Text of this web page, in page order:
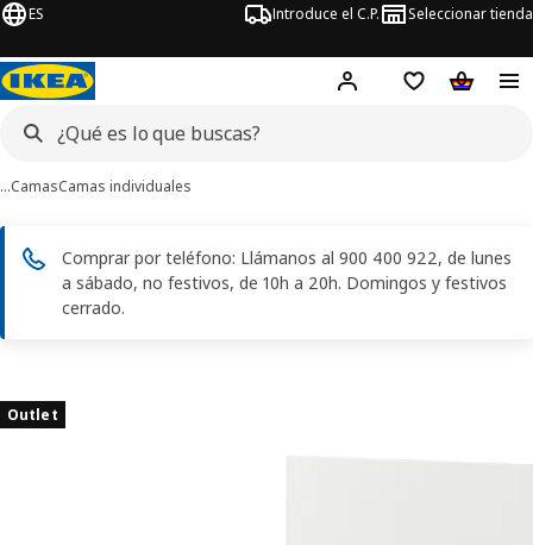
ES Introduce el C.P. Seleccionar tienda
Hej! Iniciar sesión
Lista de deseos
Carrito
…CamasCamas individuales
Comprar por teléfono: Llámanos al 900 400 922, de lunes
a sábado, no festivos, de 10h a 20h. Domingos y festivos
cerrado.
Outlet